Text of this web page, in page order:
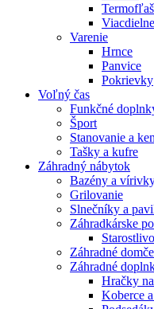
Varenie
Hrnce
Panvice
Pokrievky
Voľný čas
Funkčné
Šport
Stanovanie a
Tašky a kufre
Záhradný nábytok
Bazény a
Grilovanie
Slnečníky a
Záhradkárske
Záhradné
Záhradné
Hračky
Koberce